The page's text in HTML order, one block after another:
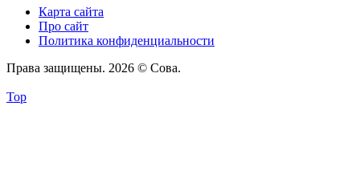
Карта сайта
Про сайт
Политика конфиденциальности
Права защищены. 2026 © Сова.
Top